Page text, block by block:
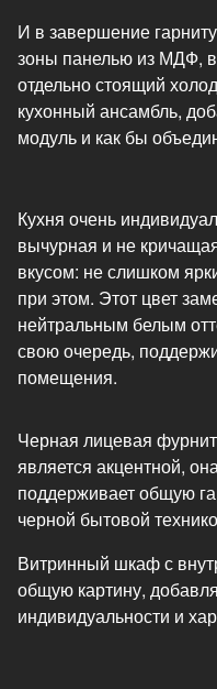
И в завершение
зоны панелью из МДФ,
отдельно стоящий
кухонный ансамбль,
модуль и как бы
Кухня очень
вычурная и не
вкусом: не слишком
при этом. Этот цвет
нейтральным белым
свою очередь,
помещения.
Черная лицевая
является акцентной,
поддерживает общую
черной бытовой
Витринный шкаф с
общую картину,
индивидуальности и